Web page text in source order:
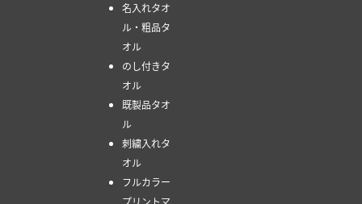
名入れタオ
ル・粗品タ
オル
のし付きタ
オル
既製品タオ
ル
刺繍入れタ
オル
フルカラー
プリントマ